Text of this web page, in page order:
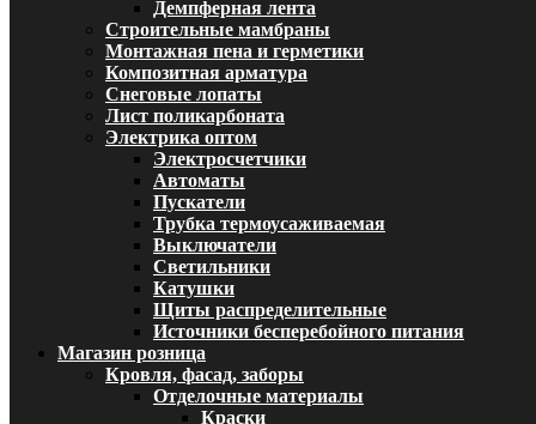
Демпферная лента
Строительные мамбраны
Монтажная пена и герметики
Композитная арматура
Снеговые лопаты
Лист поликарбоната
Электрика оптом
Электросчетчики
Автоматы
Пускатели
Трубка термоусаживаемая
Выключатели
Светильники
Катушки
Щиты распределительные
Источники бесперебойного питания
Магазин розница
Кровля, фасад, заборы
Отделочные материалы
Краски